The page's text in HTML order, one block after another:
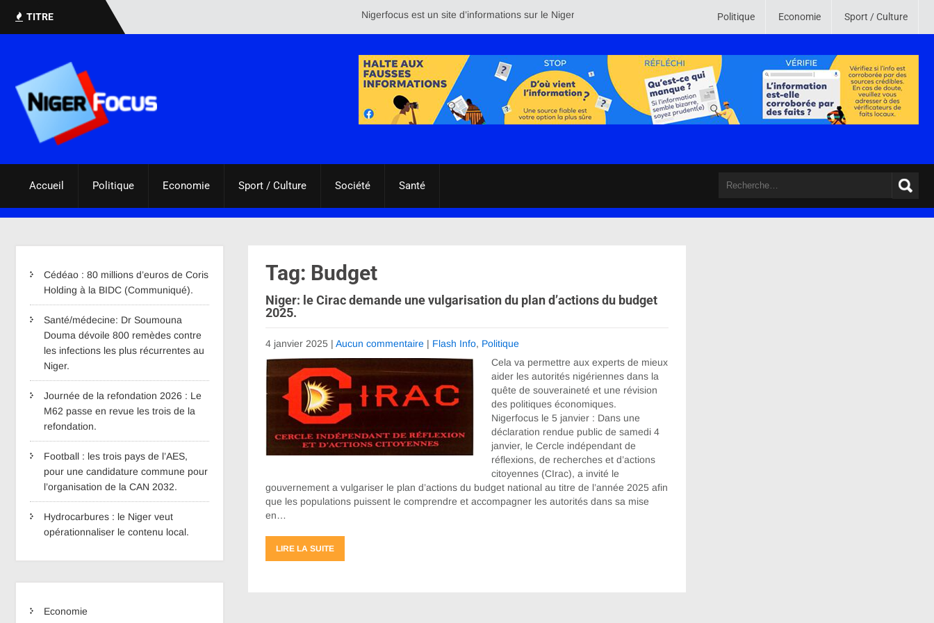
TITRE Nigerfocus est un site d’informations sur le Niger et le reste du monde. Son credo est de mettre en ligne des informations crédibles ,
Politique Economie Sport / Culture
Accueil Politique Economie Sport / Culture Société Santé
Cédéao : 80 millions d’euros de Coris
Holding à la BIDC (Communiqué).
Santé/médecine: Dr Soumouna
Douma dévoile 800 remèdes contre
les infections les plus récurrentes au
Niger.
Journée de la refondation 2026 : Le
M62 passe en revue les trois de la
refondation.
Football : les trois pays de l’AES,
pour une candidature commune pour
l’organisation de la CAN 2032.
Hydrocarbures : le Niger veut
opérationnaliser le contenu local.
Economie
Tag: Budget
Niger: le Cirac demande une vulgarisation du plan d’actions du budget
2025.
4 janvier 2025 | Aucun commentaire | Flash Info, Politique
Cela va permettre aux experts de mieux
aider les autorités nigériennes dans la
quête de souveraineté et une révision
des politiques économiques.
Nigerfocus le 5 janvier : Dans une
déclaration rendue public de samedi 4
janvier, le Cercle indépendant de
réflexions, de recherches et d’actions
citoyennes (CIrac), a invité le
gouvernement a vulgariser le plan d’actions du budget national au titre de l’année 2025 afin
que les populations puissent le comprendre et accompagner les autorités dans sa mise
en…
LIRE LA SUITE